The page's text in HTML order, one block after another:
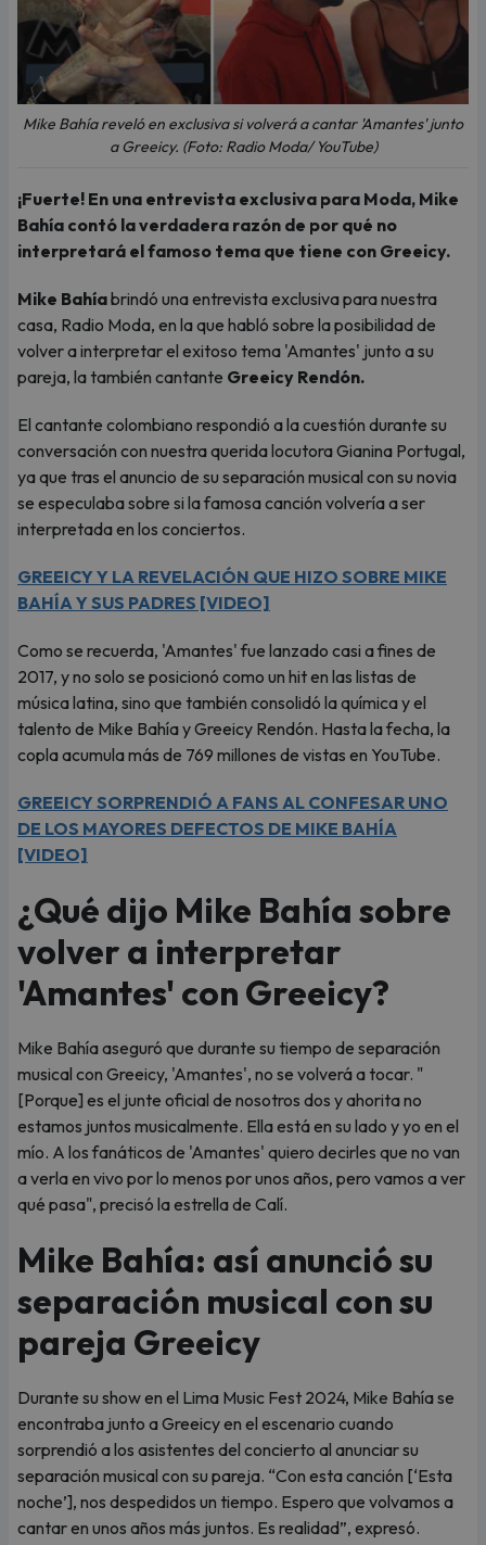
Mike Bahía reveló en exclusiva si volverá a cantar 'Amantes' junto
a Greeicy. (Foto: Radio Moda/ YouTube)
¡Fuerte! En una entrevista exclusiva para Moda, Mike
Bahía contó la verdadera razón de por qué no
interpretará el famoso tema que tiene con Greeicy.
Mike Bahíabrindó una entrevista exclusiva para nuestra
casa, Radio Moda, en la que habló sobre la posibilidad de
volver a interpretar el exitoso tema 'Amantes' junto a su
pareja, la también cantante Greeicy Rendón.
El cantante colombiano respondió a la cuestión durante su
conversación con nuestra querida locutora Gianina Portugal,
ya que tras el anuncio de su separación musical con su novia
se especulaba sobre si la famosa canción volvería a ser
interpretada en los conciertos.
GREEICY Y LA REVELACIÓN QUE HIZO SOBRE MIKE
BAHÍA Y SUS PADRES [VIDEO]
Como se recuerda, 'Amantes' fue lanzado casi a fines de
2017, y no solo se posicionó como un hit en las listas de
música latina, sino que también consolidó la química y el
talento de Mike Bahía y Greeicy Rendón. Hasta la fecha, la
copla acumula más de 769 millones de vistas en YouTube.
GREEICY SORPRENDIÓ A FANS AL CONFESAR UNO
DE LOS MAYORES DEFECTOS DE MIKE BAHÍA
[VIDEO]
¿Qué dijo Mike Bahía sobre
volver a interpretar
'Amantes' con Greeicy?
Mike Bahía aseguró que durante su tiempo de separación
musical con Greeicy, 'Amantes', no se volverá a tocar. "
[Porque] es el junte oficial de nosotros dos y ahorita no
estamos juntos musicalmente. Ella está en su lado y yo en el
mío. A los fanáticos de 'Amantes' quiero decirles que no van
a verla en vivo por lo menos por unos años, pero vamos a ver
qué pasa", precisó la estrella de Calí.
Mike Bahía: así anunció su
separación musical con su
pareja Greeicy
Durante su show en el Lima Music Fest 2024, Mike Bahía se
encontraba junto a Greeicy en el escenario cuando
sorprendió a los asistentes del concierto al anunciar su
separación musical con su pareja. “Con esta canción [‘Esta
noche’], nos despedidos un tiempo. Espero que volvamos a
cantar en unos años más juntos. Es realidad”, expresó.